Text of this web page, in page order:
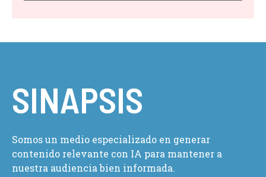
SINAPSIS
Somos un medio especializado en generar
contenido relevante con IA para mantener a
nuestra audiencia bien informada.